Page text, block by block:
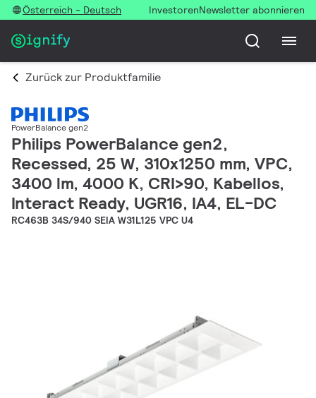
Österreich - Deutsch InvestorenNewsletter abonnieren
Zurück zur Produktfamilie
PowerBalance gen2
Philips PowerBalance gen2,
Recessed, 25 W, 310x1250 mm, VPC,
3400 lm, 4000 K, CRI>90, Kabellos,
Interact Ready, UGR16, IA4, EL-DC
RC463B 34S/940 SEIA W31L125 VPC U4